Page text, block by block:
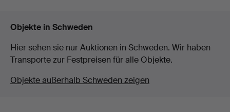
Objekte in Schweden
Hier sehen sie nur Auktionen in Schweden. Wir haben
Transporte zur Festpreisen für alle Objekte.
Objekte außerhalb Schweden zeigen